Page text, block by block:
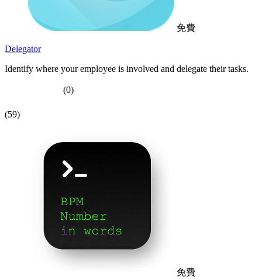
免費
Delegator
Identify where your employee is involved and delegate their tasks.
(0)
(59)
免費